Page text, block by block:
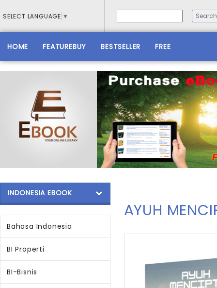
SELECT LANGUAGE ▼
HOME FEATUREBUY BESTSELLER FREE
INDONESIA EBOOK
Bahasa Indonesia
BI Properti
BI-Bisnis
AYUH